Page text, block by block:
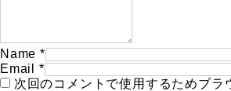
Name *
Email
*
次回のコメントで使用するためブ